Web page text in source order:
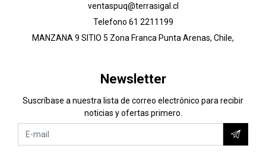
ventaspuq@terrasigal.cl
Telefono 61 2211199
MANZANA 9 SITIO 5 Zona Franca Punta Arenas, Chile,
Newsletter
Suscríbase a nuestra lista de correo electrónico para recibir
noticias y ofertas primero.